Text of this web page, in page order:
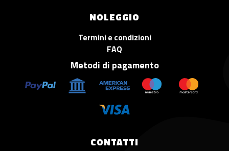
CONTATTI
NOLEGGIO
Termini e condizioni
FAQ
Metodi di pagamento